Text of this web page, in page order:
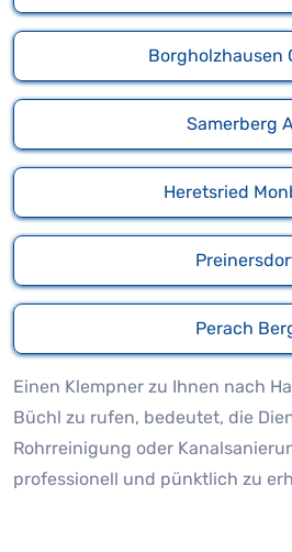
Borgholzhausen
Samerberg
Heretsried
Perach
Einen Klempner zu Ihnen nach
Büchl zu rufen, bedeutet, die
Rohrreinigung oder
professionell und pünktlich zu